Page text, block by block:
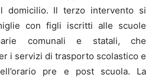
domicilio. Il terzo intervento si
con figli iscritti alle scuole
comunali e statali, che
i servizi di trasporto scolastico e
pre e post scuola. La